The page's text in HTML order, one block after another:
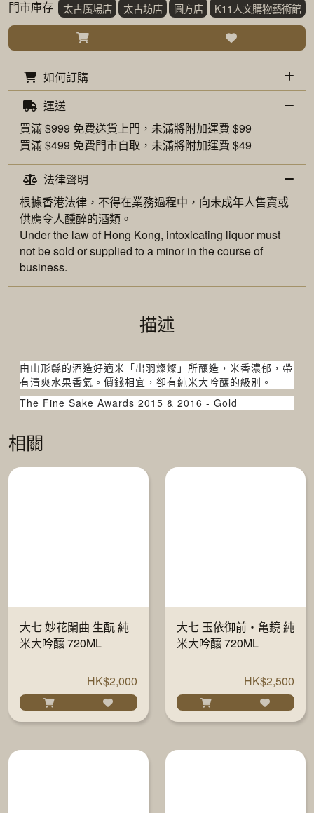
門市庫存
太古廣場店 太古坊店 圓方店 K11人文購物藝術館
如何訂購
運送
買滿 $999 免費送貨上門 ，未滿將附加運費 $99
買滿 $499 免費門市自取 ，未滿將附加運費 $49
法律聲明
根據香港法律，不得在業務過程中，向未成年人售賣或
供應令人醺醉的酒類。
Under the law of Hong Kong, intoxicating liquor must
not be sold or supplied to a minor in the course of
business.
描述
由山形縣的酒造好適米「出羽燦燦」所釀造，米香濃郁，帶
有清爽水果香氣。價錢相宜，卻有純米大吟醸的級別。
The Fine Sake Awards 2015 & 2016 - Gold
相關
大七 妙花闌曲 生酛 純
米大吟釀 720ML
HK$2,000
大七 玉依御前・亀鏡 純
米大吟釀 720ML
HK$2,500